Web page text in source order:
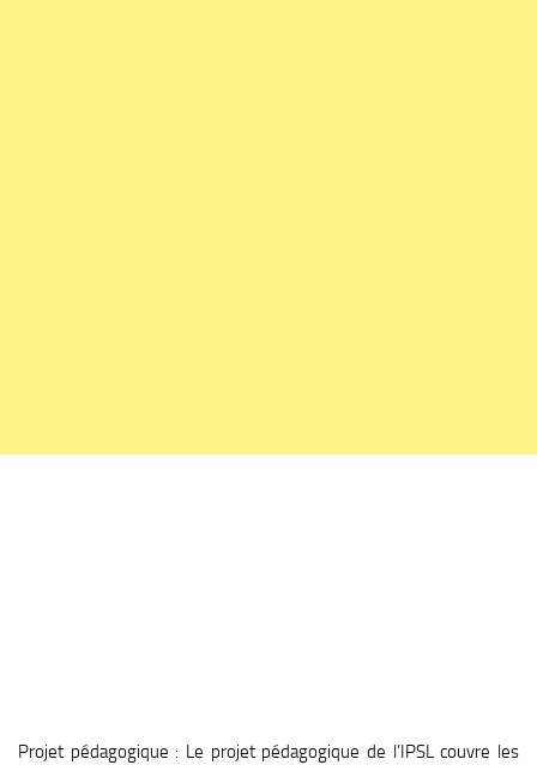
Projet pédagogique : Le projet pédagogique de l’IPSL couvre les